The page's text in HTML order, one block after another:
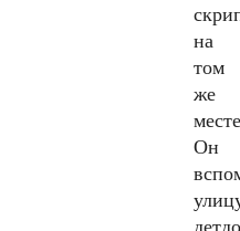
на
том
же
Он